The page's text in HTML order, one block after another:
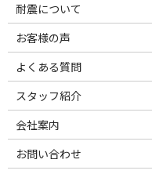
耐震について
お客様の声
よくある質問
スタッフ紹介
会社案内
お問い合わせ